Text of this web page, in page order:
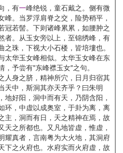
，有一峰绝锐，童石戴之。侧有微
。当罗浮肩脊之交，险势稍平，
冠若髻。下则诸峰累累，如腰肿之
者。从玉女旁以上，至锦绣峰，有
珠，下视大小石楼，皆培塿也。
太华玉女峰相似。太华玉女峰在东
予尝有"东峰襟玉女"之句。
人身之脐，精神所穴，日月归宿其
天中，斯洞其亦天齐乎？曰朱明
好阳，洞中而有天，乃阴含阳，
环，中虚以成奥室，于卦为离，离
主，洞而有日，天之精神在焉，故
之所都也。又凡地皆虚，惟虚，
耀真者，言南粤为大火地，其洞府
下之火府也。水府实而火府虚，故